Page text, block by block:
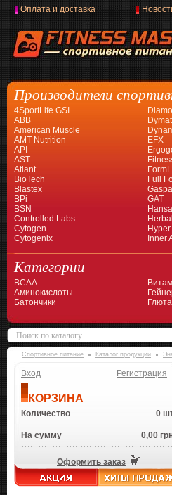
Оплата и доставка
Производители
4SportLife GSI
ABB
American Muscle
AMT Nutrition
API
AST
Atlant
BioTech
Blastex
BPi
BSN
Controlled Labs
Cytogen
Cytogenix
EFX
Full
GAT
Hansa
Inner
Категории
BCAA
Аминокислоты
Батончики
Спортивное питание Каталог продукции
Вход Регистрация
КОРЗИНА
Количество 0
На сумму 0,00
Оформить заказ